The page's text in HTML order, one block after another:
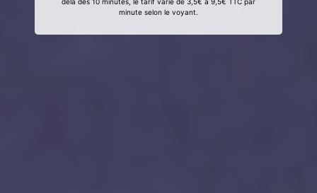
minute selon le voyant.